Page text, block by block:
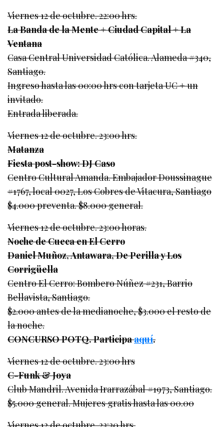
Viernes 12 de octubre. 22:00 hrs.
La Banda de la Mente + Ciudad Capital + La
Ventana
Casa Central Universidad Católica. Alameda #340,
Santiago.
Ingreso hasta las 00:00 hrs con tarjeta UC + un
invitado.
Entrada liberada.
Viernes 12 de octubre. 23:00 hrs.
Matanza
Fiesta post-show: DJ Caso
Centro Cultural Amanda. Embajador Doussinague
#1767, local 0027, Los Cobres de Vitacura, Santiago
$4.000 preventa. $8.000 general.
Viernes 12 de octubre. 23:00 horas.
Noche de Cueca en El Cerro
Daniel Muñoz, Antawara, De Perilla y Los
Corrigüella
Centro El Cerro: Bombero Núñez #231, Barrio
Bellavista, Santiago.
$2.000 antes de la medianoche, $3.000 el resto de
la noche.
CONCURSO POTQ. Participaaquí.
Viernes 12 de octubre. 23:00 hrs
C-Funk & Joya
Club Mandril. Avenida Irarrazábal #1973, Santiago.
$5.000 general. Mujeres gratis hasta las 00.00